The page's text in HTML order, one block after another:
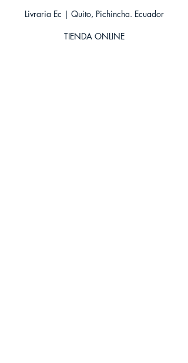
Categoría: Novela Juvenil - Ciencia
Tamaño: Grande
Livraria Ec | Quito, Pichincha. Ecuador
TIENDA ONLINE​